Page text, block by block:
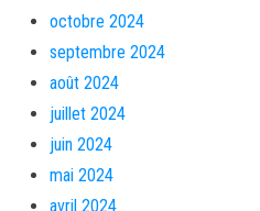
octobre 2024
septembre 2024
août 2024
juillet 2024
juin 2024
mai 2024
avril 2024